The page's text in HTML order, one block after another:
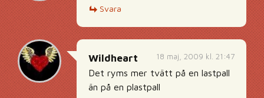
Svara
18 maj, 2009 kl. 21:47
Wildheart
Det ryms mer tvätt på en lastpall
än på en plastpall